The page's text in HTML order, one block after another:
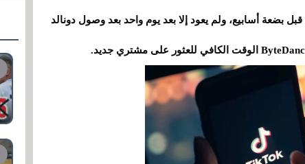
بضعة أسابيع، ولم يعود إلا بعد يوم واحد بعد وصول دونالد